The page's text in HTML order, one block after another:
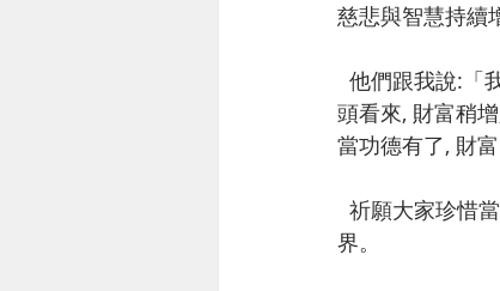
慈悲與智慧持續
頭看來, 財富稍
當功德有了, 財
界。